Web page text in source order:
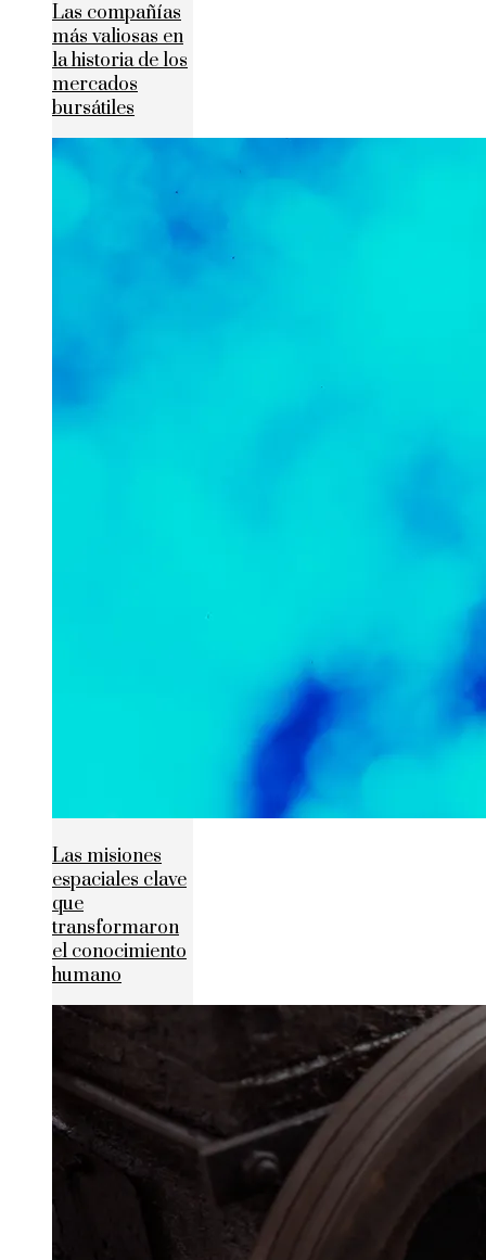
Las compañías
más valiosas en
la historia de los
mercados
bursátiles
Las misiones
espaciales clave
que
transformaron
el conocimiento
humano